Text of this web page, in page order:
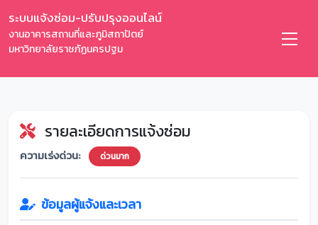
ระบบแจ้งซ่อม-ปรับปรุงออนไลน์
งานอาคารสถานที่และภูมิสถาปัตย์
มหาวิทยาลัยราชภัฏนครปฐม
รายละเอียดการแจ้งซ่อม
ความเร่งด่วน: ด่วนมาก
ข้อมูลผู้แจ้งและเวลา